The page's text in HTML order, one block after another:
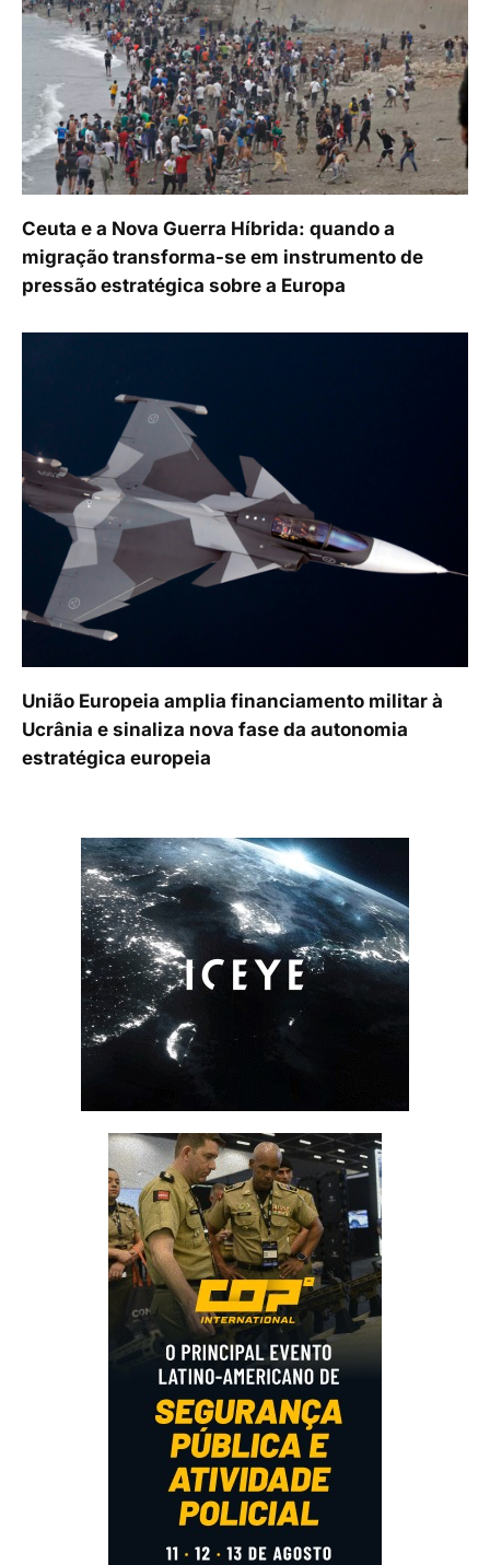
Ceuta e a Nova Guerra Híbrida: quando a
migração transforma-se em instrumento de
pressão estratégica sobre a Europa
União Europeia amplia financiamento militar à
Ucrânia e sinaliza nova fase da autonomia
estratégica europeia